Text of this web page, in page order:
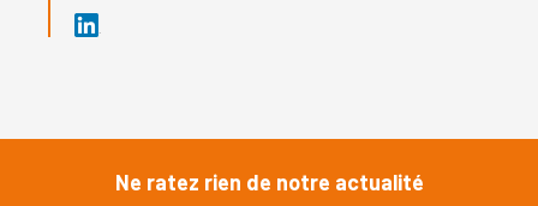
Ne ratez rien de notre actualité